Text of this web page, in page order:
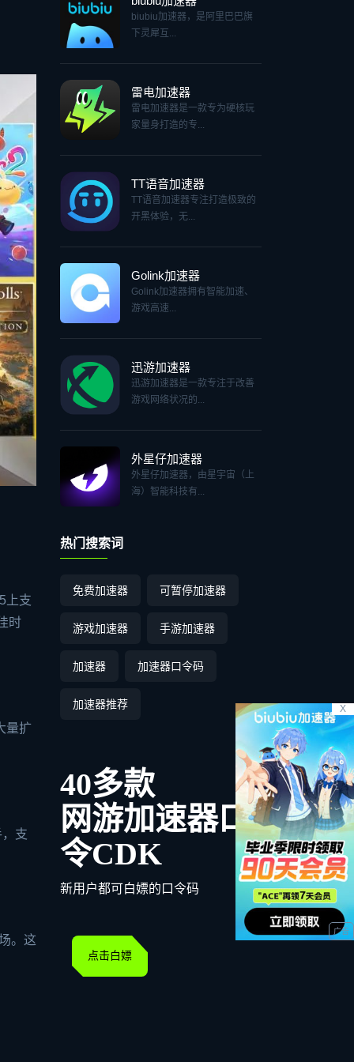
X
上支
时
量扩
支
。这
biubiu加速器，是阿里巴巴旗
下灵犀互...
雷电加速器
雷电加速器是一款专为硬核玩
家量身打造的专...
TT语音加速器
TT语音加速器专注打造极致的
开黑体验，无...
Golink加速器
Golink加速器拥有智能加速、
游戏高速...
迅游加速器
迅游加速器是一款专注于改善
游戏网络状况的...
外星仔加速器
外星仔加速器，由星宇宙（上
海）智能科技有...
热门搜索词
免费加速器 可暂停加速器
游戏加速器 手游加速器
加速器 加速器口令码
加速器推荐
40多款
网游加速器口
令CDK
新用户都可白嫖的口令码
点击白嫖